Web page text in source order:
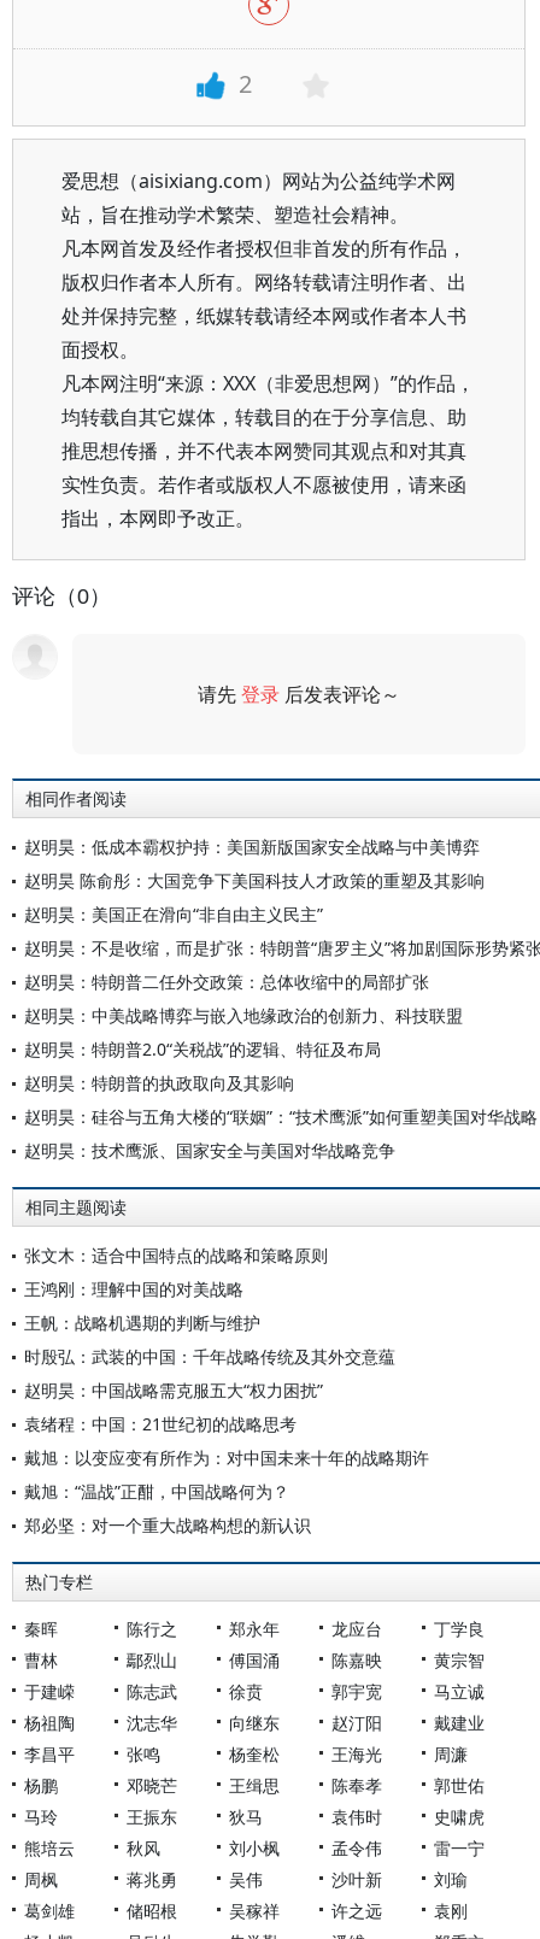
2
爱思想（aisixiang.com）网站为公益纯学术网
站，旨在推动学术繁荣、塑造社会精神。
凡本网首发及经作者授权但非首发的所有作品，
版权归作者本人所有。网络转载请注明作者、出
处并保持完整，纸媒转载请经本网或作者本人书
面授权。
凡本网注明“来源：XXX（非爱思想网）”的作品，
均转载自其它媒体，转载目的在于分享信息、助
推思想传播，并不代表本网赞同其观点和对其真
实性负责。若作者或版权人不愿被使用，请来函
指出，本网即予改正。
评论（0）
请先登录 后发表评论～
相同作者阅读
赵明昊：低成本霸权护持：美国新版国家安全战略与中美博弈
赵明昊 陈俞彤：大国竞争下美国科技人才政策的重塑及其影响
赵明昊：美国正在滑向“非自由主义民主”
赵明昊：不是收缩，而是扩张：特朗普“唐罗主义”将加剧国际形势紧
赵明昊：特朗普二任外交政策：总体收缩中的局部扩张
赵明昊：中美战略博弈与嵌入地缘政治的创新力、科技联盟
赵明昊：特朗普2.0“关税战”的逻辑、特征及布局
赵明昊：特朗普的执政取向及其影响
赵明昊：硅谷与五角大楼的“联姻”：“技术鹰派”如何重塑美国对华战略
赵明昊：技术鹰派、国家安全与美国对华战略竞争
相同主题阅读
张文木：适合中国特点的战略和策略原则
王鸿刚：理解中国的对美战略
王帆：战略机遇期的判断与维护
时殷弘：武装的中国：千年战略传统及其外交意蕴
赵明昊：中国战略需克服五大“权力困扰”
袁绪程：中国：21世纪初的战略思考
戴旭：以变应变有所作为：对中国未来十年的战略期许
戴旭：“温战”正酣，中国战略何为？
郑必坚：对一个重大战略构想的新认识
热门专栏
秦晖 陈行之 郑永年 龙应台
丁学良
曹林
鄢烈山 傅国涌 陈嘉映
黄宗智
于建嵘
陈志武 徐贲 郭宇宽
马立诚
杨祖陶
沈志华 向继东 赵汀阳
戴建业
李昌平
张鸣 杨奎松 王海光
周濂
杨鹏
邓晓芒 王缉思 陈奉孝
郭世佑
马玲
王振东 狄马 袁伟时
史啸虎
熊培云
秋风 刘小枫 孟令伟
雷一宁
周枫
蒋兆勇 吴伟 沙叶新
刘瑜
葛剑雄
储昭根 吴稼祥 许之远
袁刚